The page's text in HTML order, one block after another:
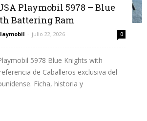
Playmobil 5978 – Blue
Battering Ram
- julio 22, 2026 0
5978 Blue Knights with
de Caballeros exclusiva del
Ficha, historia y